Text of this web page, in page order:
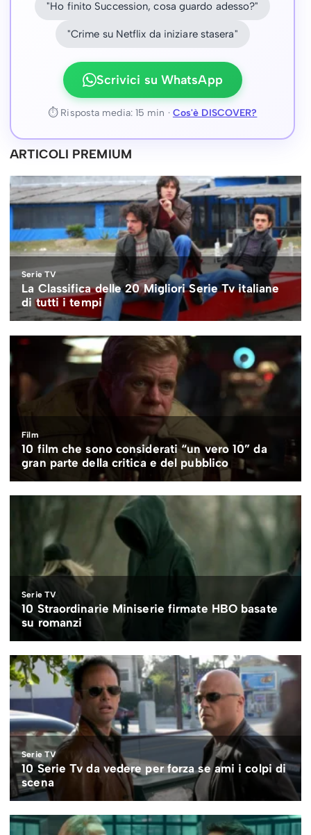
"Ho finito Succession, cosa guardo adesso?"
"Crime su Netflix da iniziare stasera"
Scrivici su WhatsApp
⏱ Risposta media: 15 min · Cos'è DISCOVER?
ARTICOLI PREMIUM